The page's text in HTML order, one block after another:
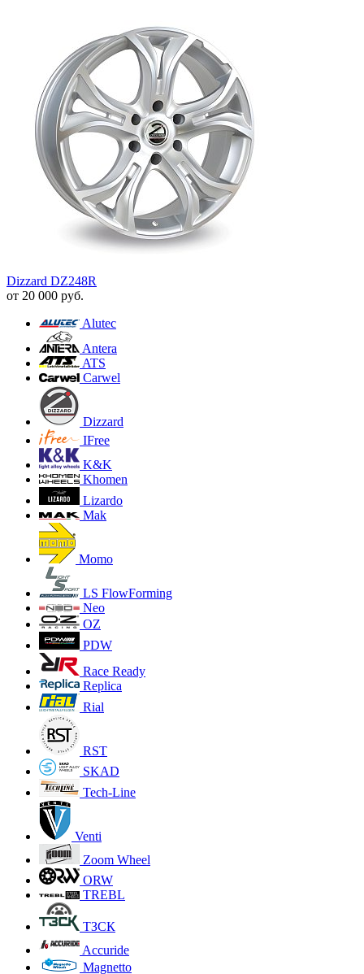
Dizzard DZ248R
от 20 000 руб.
Alutec
Antera
ATS
Carwel
Dizzard
IFree
K&K
Khomen
Lizardo
Mak
Momo
LS FlowForming
Neo
OZ
PDW
Race Ready
Replica
Rial
RST
SKAD
Tech-Line
Venti
Zoom Wheel
ORW
TREBL
ТЗСК
Accuride
Magnetto